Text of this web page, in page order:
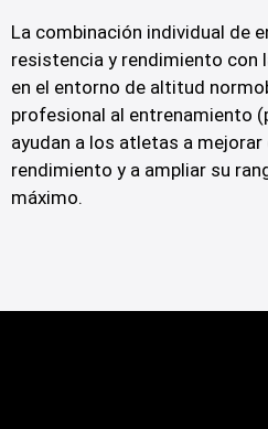
La combinación individual de
resistencia y rendimiento con
en el entorno de altitud
profesional al entrenamiento
ayudan a los atletas a
rendimiento y a ampliar su
máximo.